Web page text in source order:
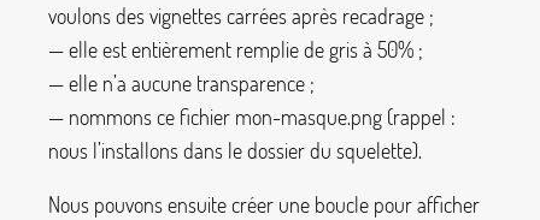
voulons des vignettes carrées après recadrage ;
— elle est entièrement remplie de gris à 50% ;
— elle n’a aucune transparence ;
— nommons ce fichier mon-masque.png (rappel :
nous l’installons dans le dossier du squelette).
Nous pouvons ensuite créer une boucle pour afficher